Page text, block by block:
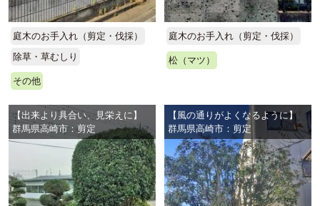
庭木のお手入れ（剪定・伐採）
除草・草むしり
その他
庭木のお手入れ（剪定・伐採）
松（マツ）
【出来より具合い、見栄えに】
群馬県高崎市：剪定
【風の通りがよくなるように】
群馬県高崎市：剪定